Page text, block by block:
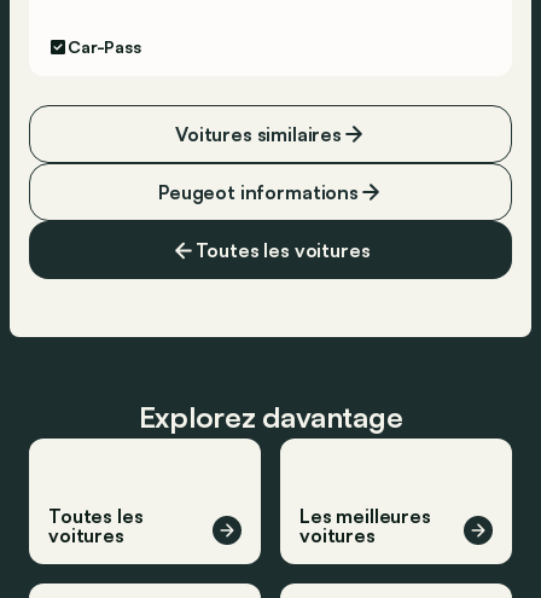
Car-Pass
Toutes les voitures
Peugeot informations
Voitures similaires
Explorez davantage
Toutes les
voitures
Les meilleures
voitures